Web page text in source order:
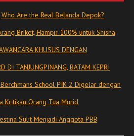
Who Are the Real Belanda Depok?
Briket, Hampir 100% untuk Shisha
KHUSUS DENGAN
DI TANJUNGPINANG, BATAM KEPRI
School PIK 2 Digelar dengan
Kritikan Orang Tua Murid
Sulit Menjadi Anggota PBB